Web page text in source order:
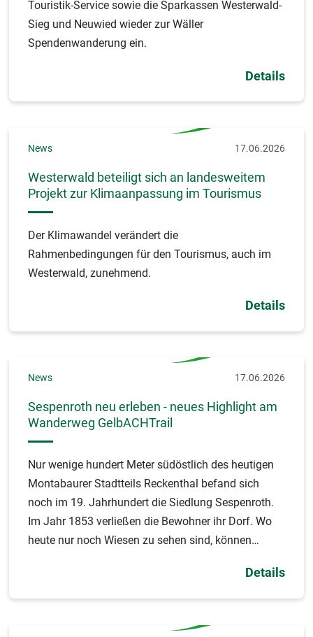
Touristik-Service sowie die Sparkassen Westerwald-
Sieg und Neuwied wieder zur Wäller
Spendenwanderung ein.
Details
News 17.06.2026
Westerwald beteiligt sich an landesweitem
Projekt zur Klimaanpassung im Tourismus
Der Klimawandel verändert die
Rahmenbedingungen für den Tourismus, auch im
Westerwald, zunehmend.
Details
News 17.06.2026
Sespenroth neu erleben - neues Highlight am
Wanderweg GelbACHTrail
Nur wenige hundert Meter südöstlich des heutigen
Montabaurer Stadtteils Reckenthal befand sich
noch im 19. Jahrhundert die Siedlung Sespenroth.
Im Jahr 1853 verließen die Bewohner ihr Dorf. Wo
heute nur noch Wiesen zu sehen sind, können
Details